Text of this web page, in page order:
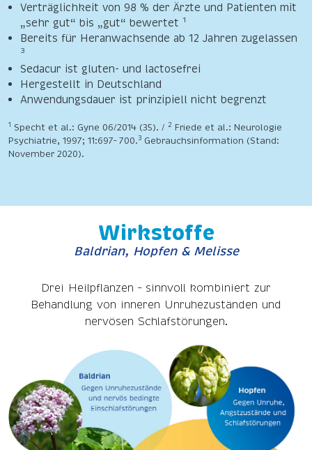
Verträglichkeit von 98 % der Ärzte und Patienten mit
„sehr gut“ bis „gut“ bewertet 1
Bereits für Heranwachsende ab 12 Jahren zugelassen
3
Sedacur ist gluten- und lactosefrei
Hergestellt in Deutschland
Anwendungsdauer ist prinzipiell nicht begrenzt
1 Specht et al.: Gyne 06/2014 (35). / 2 Friede et al.: Neurologie
Psychiatrie, 1997; 11:697– 700.3 Gebrauchsinformation (Stand:
November 2020).
Wirkstoffe
Baldrian, Hopfen & Melisse
Drei Heilpflanzen – sinnvoll kombiniert zur
Behandlung von inneren Unruhezuständen und
nervösen Schlafstörungen.